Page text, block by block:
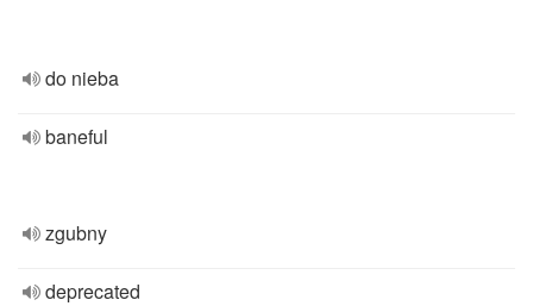
do nieba
baneful
zgubny
deprecated